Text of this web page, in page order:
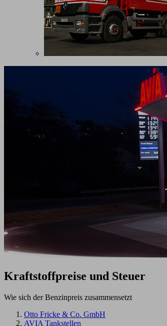
Kraftstoffpreise und Steuer
Wie sich der Benzinpreis zusammensetzt
Otto Fricke & Co. GmbH
AVIA Tankstellen